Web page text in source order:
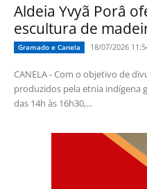
Aldeia Yvyã Porâ
escultura de
Gramado e Canela 18/07/2026
CANELA - Com o objetivo de
produzidos pela etnia indígena
das 14h às 16h30,...